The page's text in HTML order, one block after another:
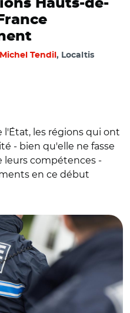
Hauts-de-
Michel Tendil , Localtis
l'État, les régions qui ont
- bien qu'elle ne fasse
leurs compétences -
en ce début